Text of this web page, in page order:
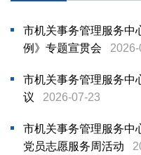
市机关事务管理服务中
例》专题宣贯会
市机关事务管理服务中
议
2026-07-23
市机关事务管理服务中
党员志愿服务周活动